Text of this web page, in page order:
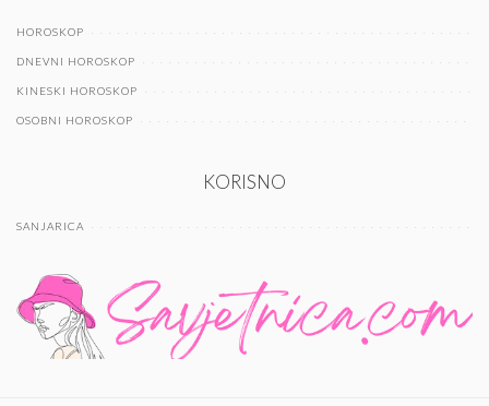
HOROSKOP
DNEVNI HOROSKOP
KINESKI HOROSKOP
OSOBNI HOROSKOP
KORISNO
SANJARICA